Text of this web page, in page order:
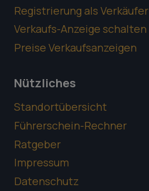
Registrierung als Verkäufer
Verkaufs-Anzeige schalten
Preise Verkaufsanzeigen
Nützliches
Standortübersicht
Führerschein-Rechner
Ratgeber
Impressum
Datenschutz